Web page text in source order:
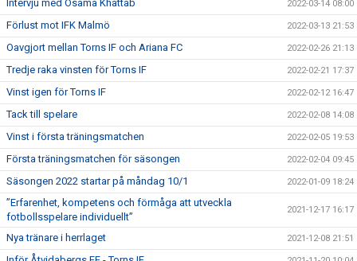
Intervju med Osama Khattab 2022-03-14 08:00
Förlust mot IFK Malmö 2022-03-13 21:53
Oavgjort mellan Torns IF och Ariana FC 2022-02-26 21:13
Tredje raka vinsten för Torns IF 2022-02-21 17:37
Vinst igen för Torns IF 2022-02-12 16:47
Tack till spelare 2022-02-08 14:08
Vinst i första träningsmatchen 2022-02-05 19:53
Första träningsmatchen för säsongen 2022-02-04 09:45
Säsongen 2022 startar på måndag 10/1 2022-01-09 18:24
”Erfarenhet, kompetens och förmåga att utveckla
fotbollsspelare individuellt”
2021-12-17 16:17
Nya tränare i herrlaget 2021-12-08 21:51